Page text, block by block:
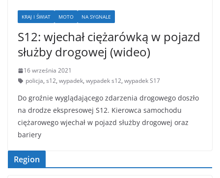
KRAJ I ŚWIAT MOTO NA SYGNALE
S12: wjechał ciężarówką w pojazd
służby drogowej (wideo)
16 września 2021
policja, s12, wypadek, wypadek s12, wypadek S17
Do groźnie wyglądającego zdarzenia drogowego doszło
na drodze ekspresowej S12. Kierowca samochodu
ciężarowego wjechał w pojazd służby drogowej oraz
bariery
Region